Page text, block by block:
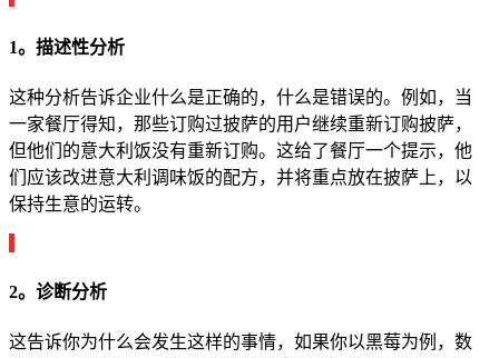
1。描述性分析
这种分析告诉企业什么是正确的，什么是错误的。例如，当
一家餐厅得知，那些订购过披萨的用户继续重新订购披萨，
但他们的意大利饭没有重新订购。这给了餐厅一个提示，他
们应该改进意大利调味饭的配方，并将重点放在披萨上，以
保持生意的运转。
2。诊断分析
这告诉你为什么会发生这样的事情，如果你以黑莓为例，数